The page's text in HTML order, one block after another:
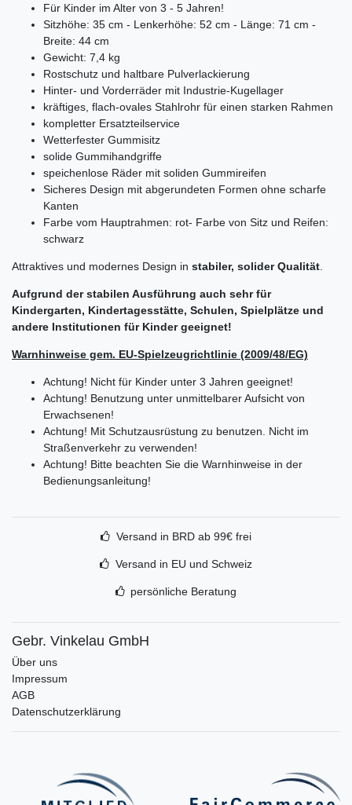
Für Kinder im Alter von 3 - 5 Jahren!
Sitzhöhe: 35 cm - Lenkerhöhe: 52 cm - Länge: 71 cm -
Breite: 44 cm
Gewicht: 7,4 kg
Rostschutz und haltbare Pulverlackierung
Hinter- und Vorderräder mit Industrie-Kugellager
kräftiges, flach-ovales Stahlrohr für einen starken Rahmen
kompletter Ersatzteilservice
Wetterfester Gummisitz
solide Gummihandgriffe
speichenlose Räder mit soliden Gummireifen
Sicheres Design mit abgerundeten Formen ohne scharfe
Kanten
Farbe vom Hauptrahmen: rot- Farbe von Sitz und Reifen:
schwarz
Attraktives und modernes Design in stabiler, solider Qualität
Aufgrund der stabilen Ausführung auch sehr für
Kindergarten, Kindertagesstätte, Schulen, Spielplätze und
andere Institutionen für Kinder geeignet!
Warnhinweise gem. EU-Spielzeugrichtlinie (2009/48/EG)
Achtung! Nicht für Kinder unter 3 Jahren geeignet!
Achtung! Benutzung unter unmittelbarer Aufsicht von
Erwachsenen!
Achtung! Mit Schutzausrüstung zu benutzen. Nicht im
Straßenverkehr zu verwenden!
Achtung! Bitte beachten Sie die Warnhinweise in der
Bedienungsanleitung!
Versand in BRD ab 99€ frei
Versand in EU und Schweiz
persönliche Beratung
Gebr. Vinkelau GmbH
Über uns
Impressum
AGB
Datenschutzerklärung